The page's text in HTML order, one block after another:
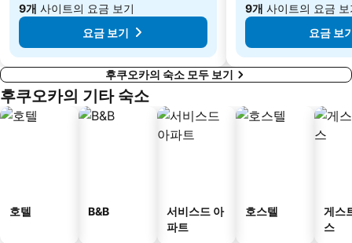
9개 사이트의 요금 보기
요금 보기
9개 사이트의 요금 보
요금 보
후쿠오카의 숙소 모두 보기
후쿠오카의 기타 숙소
호텔 B&B
서비스드 아
파트
호스텔
게스
스